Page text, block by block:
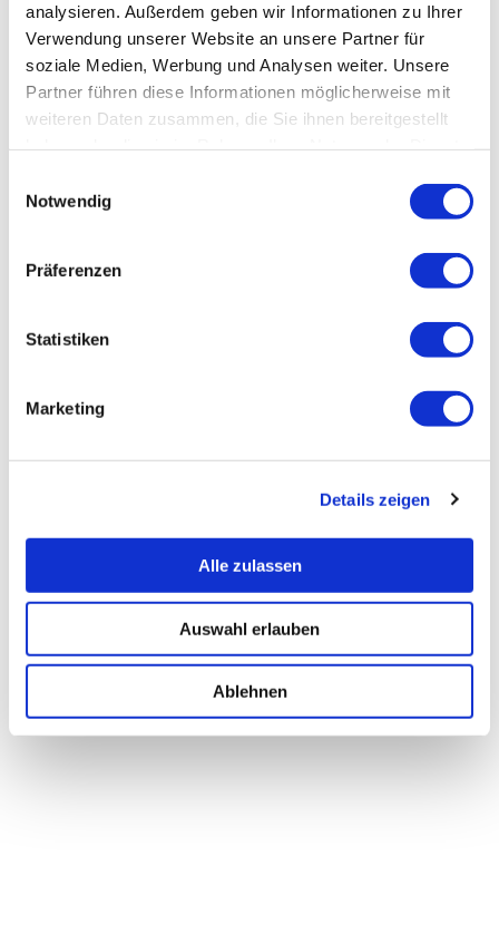
analysieren. Außerdem geben wir Informationen zu Ihrer
Verwendung unserer Website an unsere Partner für
soziale Medien, Werbung und Analysen weiter. Unsere
Partner führen diese Informationen möglicherweise mit
weiteren Daten zusammen, die Sie ihnen bereitgestellt
Notwendig
Präferenzen
Statistiken
Marketing
Details zeigen
Alle zulassen
Auswahl erlauben
Ablehnen